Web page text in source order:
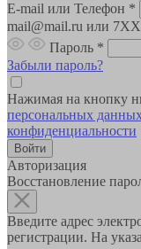
E-mail или Телефон *
mail@mail.ru или
Пароль *
Забыли пароль?
Нажимая на кнопку
персональных данных
конфиденциальности
Авторизация
Восстановление
Введите адрес
регистрации. На